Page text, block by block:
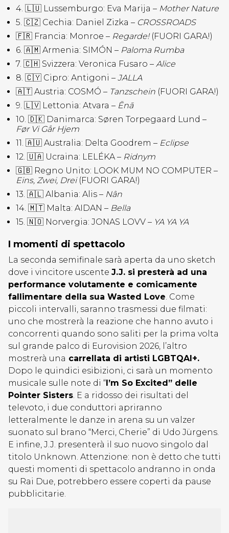
4. 🇱🇺 Lussemburgo: Eva Marija – Mother Nature
5. 🇨🇿 Cechia: Daniel Zizka – CROSSROADS
🇫🇷 Francia: Monroe – Regarde! (FUORI GARA!)
6. 🇦🇲 Armenia: SIMÓN – Paloma Rumba
7. 🇨🇭 Svizzera: Veronica Fusaro – Alice
8. 🇨🇾 Cipro: Antigoni – JALLA
🇦🇹 Austria: COSMÓ – Tanzschein (FUORI GARA!)
9. 🇱🇻 Lettonia: Atvara – Ēnā
10. 🇩🇰 Danimarca: Søren Torpegaard Lund –
Før Vi Går Hjem
11. 🇦🇺 Australia: Delta Goodrem – Eclipse
12. 🇺🇦 Ucraina: LELÉKA – Ridnym
🇬🇧 Regno Unito: LOOK MUM NO COMPUTER –
Eins, Zwei, Drei (FUORI GARA!)
13. 🇦🇱 Albania: Alis – Nân
14. 🇲🇹 Malta: AIDAN – Bella
15. 🇳🇴 Norvergia: JONAS LOVV – YA YA YA
I momenti di spettacolo
La seconda semifinale sarà aperta da uno sketch
dove i vincitore uscente J.J. si presterà ad una
performance volutamente e comicamente
fallimentare della sua Wasted Love. Come
piccoli intervalli, saranno trasmessi due filmati:
uno che mostrerà la reazione che hanno avuto i
concorrenti quando sono saliti per la prima volta
sul grande palco di Eurovision 2026, l’altro
mostrerà una carrellata di artisti LGBTQAI+.
Dopo le quindici esibizioni, ci sarà un momento
musicale sulle note di “I’m So Excited” delle
Pointer Sisters. E a ridosso dei risultati del
televoto, i due conduttori apriranno
letteralmente le danze in arena su un valzer
suonato sul brano “Merci, Cherie” di Udo Jürgens.
E infine, J.J. presenterà il suo nuovo singolo dal
titolo Unknown. Attenzione: non è detto che tutti
questi momenti di spettacolo andranno in onda
su Rai Due, potrebbero essere coperti da pause
pubblicitarie.